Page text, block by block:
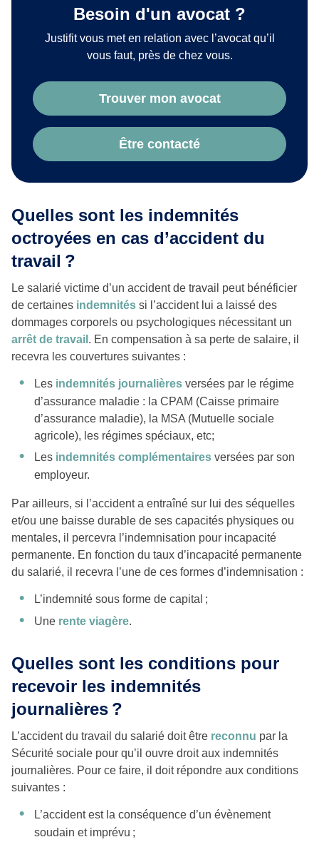
Besoin d'un avocat ?
Justifit vous met en relation avec l’avocat qu’il
vous faut, près de chez vous.
Trouver mon avocat
Être contacté
Quelles sont les indemnités
octroyées en cas d’accident du
travail ?
Le salarié victime d’un accident de travail peut bénéficier
de certaines indemnités si l’accident lui a laissé des
dommages corporels ou psychologiques nécessitant un
arrêt de travail . En compensation à sa perte de salaire, il
recevra les couvertures suivantes :
Les indemnités journalières versées par le régime
d’assurance maladie : la CPAM (Caisse primaire
d’assurance maladie), la MSA (Mutuelle sociale
agricole), les régimes spéciaux, etc;
Les indemnités complémentaires versées par son
employeur.
Par ailleurs, si l’accident a entraîné sur lui des séquelles
et/ou une baisse durable de ses capacités physiques ou
mentales, il percevra l’indemnisation pour incapacité
permanente. En fonction du taux d’incapacité permanente
du salarié, il recevra l’une de ces formes d’indemnisation :
L’indemnité sous forme de capital ;
Une rente viagère.
Quelles sont les conditions pour
recevoir les indemnités
journalières ?
L’accident du travail du salarié doit être reconnu par la
Sécurité sociale pour qu’il ouvre droit aux indemnités
journalières. Pour ce faire, il doit répondre aux conditions
suivantes :
L’accident est la conséquence d’un évènement
soudain et imprévu ;